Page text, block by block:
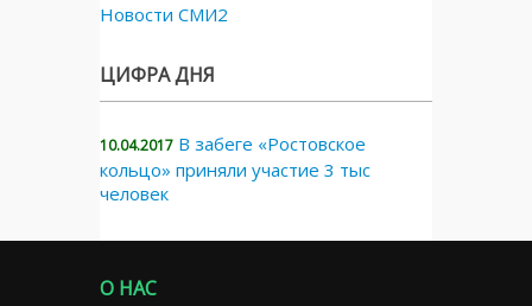
Новости СМИ2
ЦИФРА ДНЯ
10.04.2017 В забеге «Ростовское
кольцо» приняли участие 3 тыс
человек
О НАС